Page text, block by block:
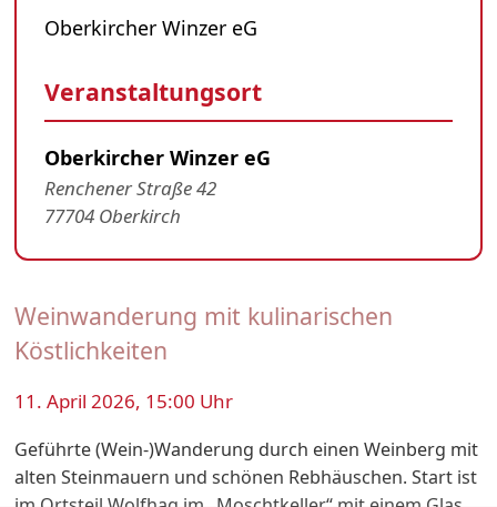
Weinwanderung mit kulinarischen
Köstlichkeiten
11. April 2026, 15:00 Uhr
Geführte (Wein-)Wanderung durch einen Weinberg mit
alten Steinmauern und schönen Rebhäuschen. Start ist
Oberkircher Winzer eG
Veranstaltungsort
Oberkircher Winzer eG
Renchener Straße 42
77704 Oberkirch